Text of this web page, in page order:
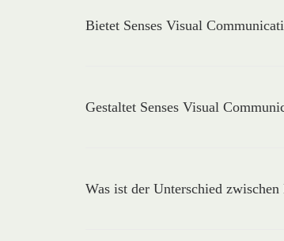
Bietet Senses Visual
Gestaltet Senses Visual
Was ist der Unterschied